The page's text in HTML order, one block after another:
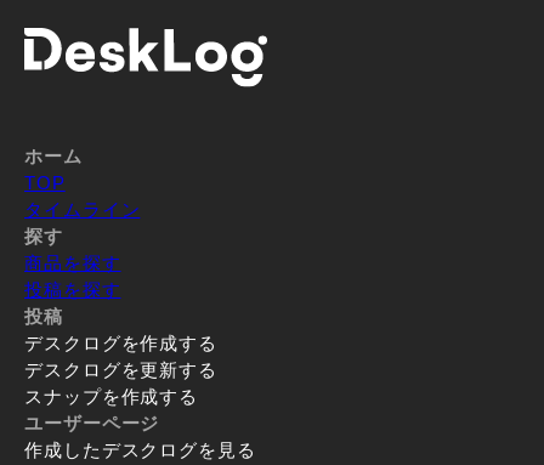
ホーム
TOP
タイムライン
探す
商品を探す
投稿を探す
投稿
デスクログを作成する
デスクログを更新する
スナップを作成する
ユーザーページ
作成したデスクログを見る